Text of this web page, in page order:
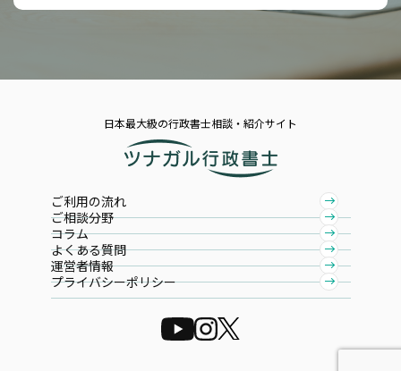
日本最大級の行政書士相談・紹介サイト
ご利用の流れ
ご相談分野
コラム
よくある質問
運営者情報
プライバシーポリシー